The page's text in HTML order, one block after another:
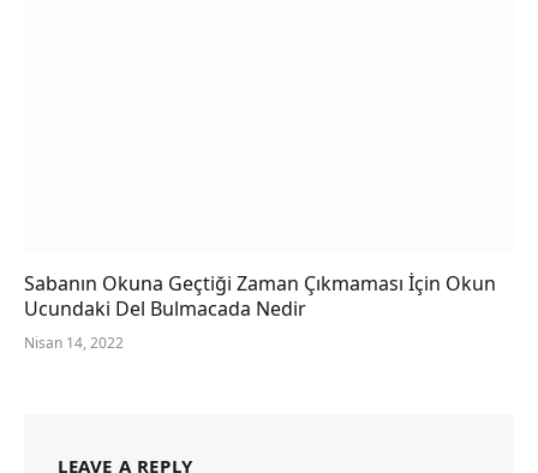
Sabanın Okuna Geçtiği Zaman Çıkmaması İçin Okun
Ucundaki Del Bulmacada Nedir
Nisan 14, 2022
LEAVE A REPLY